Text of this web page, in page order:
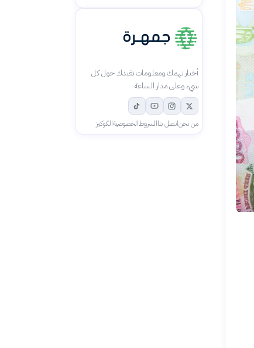
أخبار تهمك ومعلومات تفيدك حول كل
شيء وعلى مدار الساعة
من نحناتصل بناالشروطالخصوصيةالكوكيز